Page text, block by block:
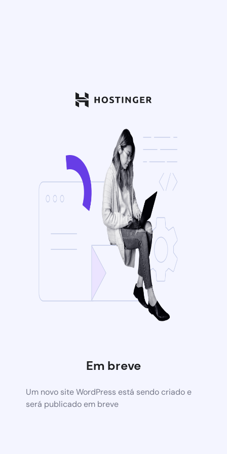
Em breve
Um novo site WordPress está sendo criado e
será publicado em breve